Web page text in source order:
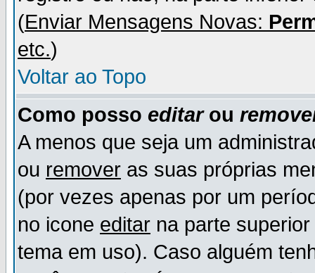
(Enviar Mensagens Novas:
etc.)
Voltar ao Topo
Como posso editarou
A menos que seja um
ou remover as suas próprias
(por vezes apenas por um
no icone editar na parte
tema em uso). Caso alguém